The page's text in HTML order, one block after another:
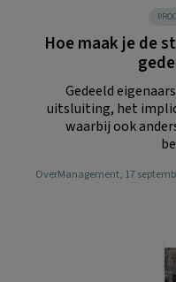
Hoe maak je de
Gedeeld
uitsluiting, het
waarbij ook
OverManagement, 17